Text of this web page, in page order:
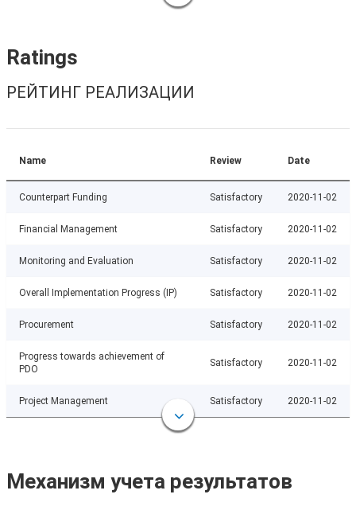
Ratings
РЕЙТИНГ РЕАЛИЗАЦИИ
Name Review Date
Counterpart Funding Satisfactory 2020-11-02
Financial Management Satisfactory 2020-11-02
Monitoring and Evaluation Satisfactory 2020-11-02
Overall Implementation Progress (IP) Satisfactory 2020-11-02
Procurement Satisfactory 2020-11-02
Progress towards achievement of
PDO
Satisfactory 2020-11-02
Project Management Satisfactory 2020-11-02
Механизм учета результатов